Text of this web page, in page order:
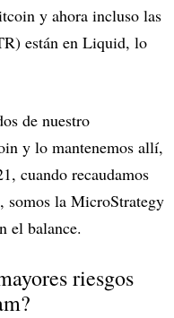
y ahora incluso las
están en Liquid, lo
de nuestro
y lo mantenemos allí,
cuando recaudamos
somos la MicroStrategy
el balance.
riesgos